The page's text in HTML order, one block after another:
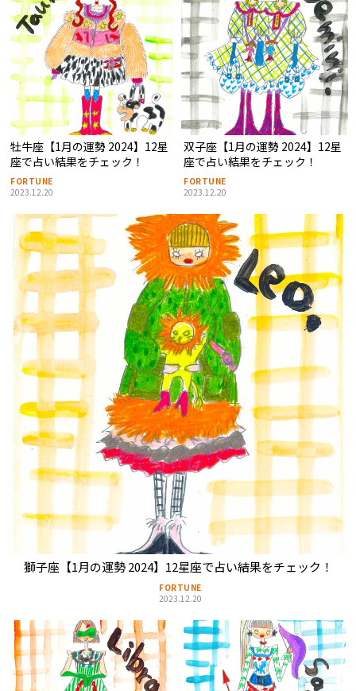
牡牛座【1月の運勢 2024】12星
座で占い結果をチェック！
FORTUNE
2023.12.20
双子座【1月の運勢 2024】12星
座で占い結果をチェック！
FORTUNE
2023.12.20
獅子座【1月の運勢 2024】12星座で占い結果をチェック！
FORTUNE
2023.12.20